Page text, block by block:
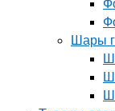
Шары